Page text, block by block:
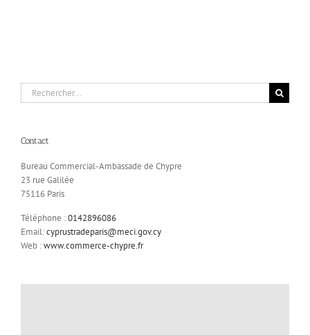
Rechercher:
Contact
Bureau Commercial-Ambassade de Chypre
23 rue Galilée
75116 Paris
Téléphone :0142896086
Email:cyprustradeparis@meci.gov.cy
Web :www.commerce-chypre.fr